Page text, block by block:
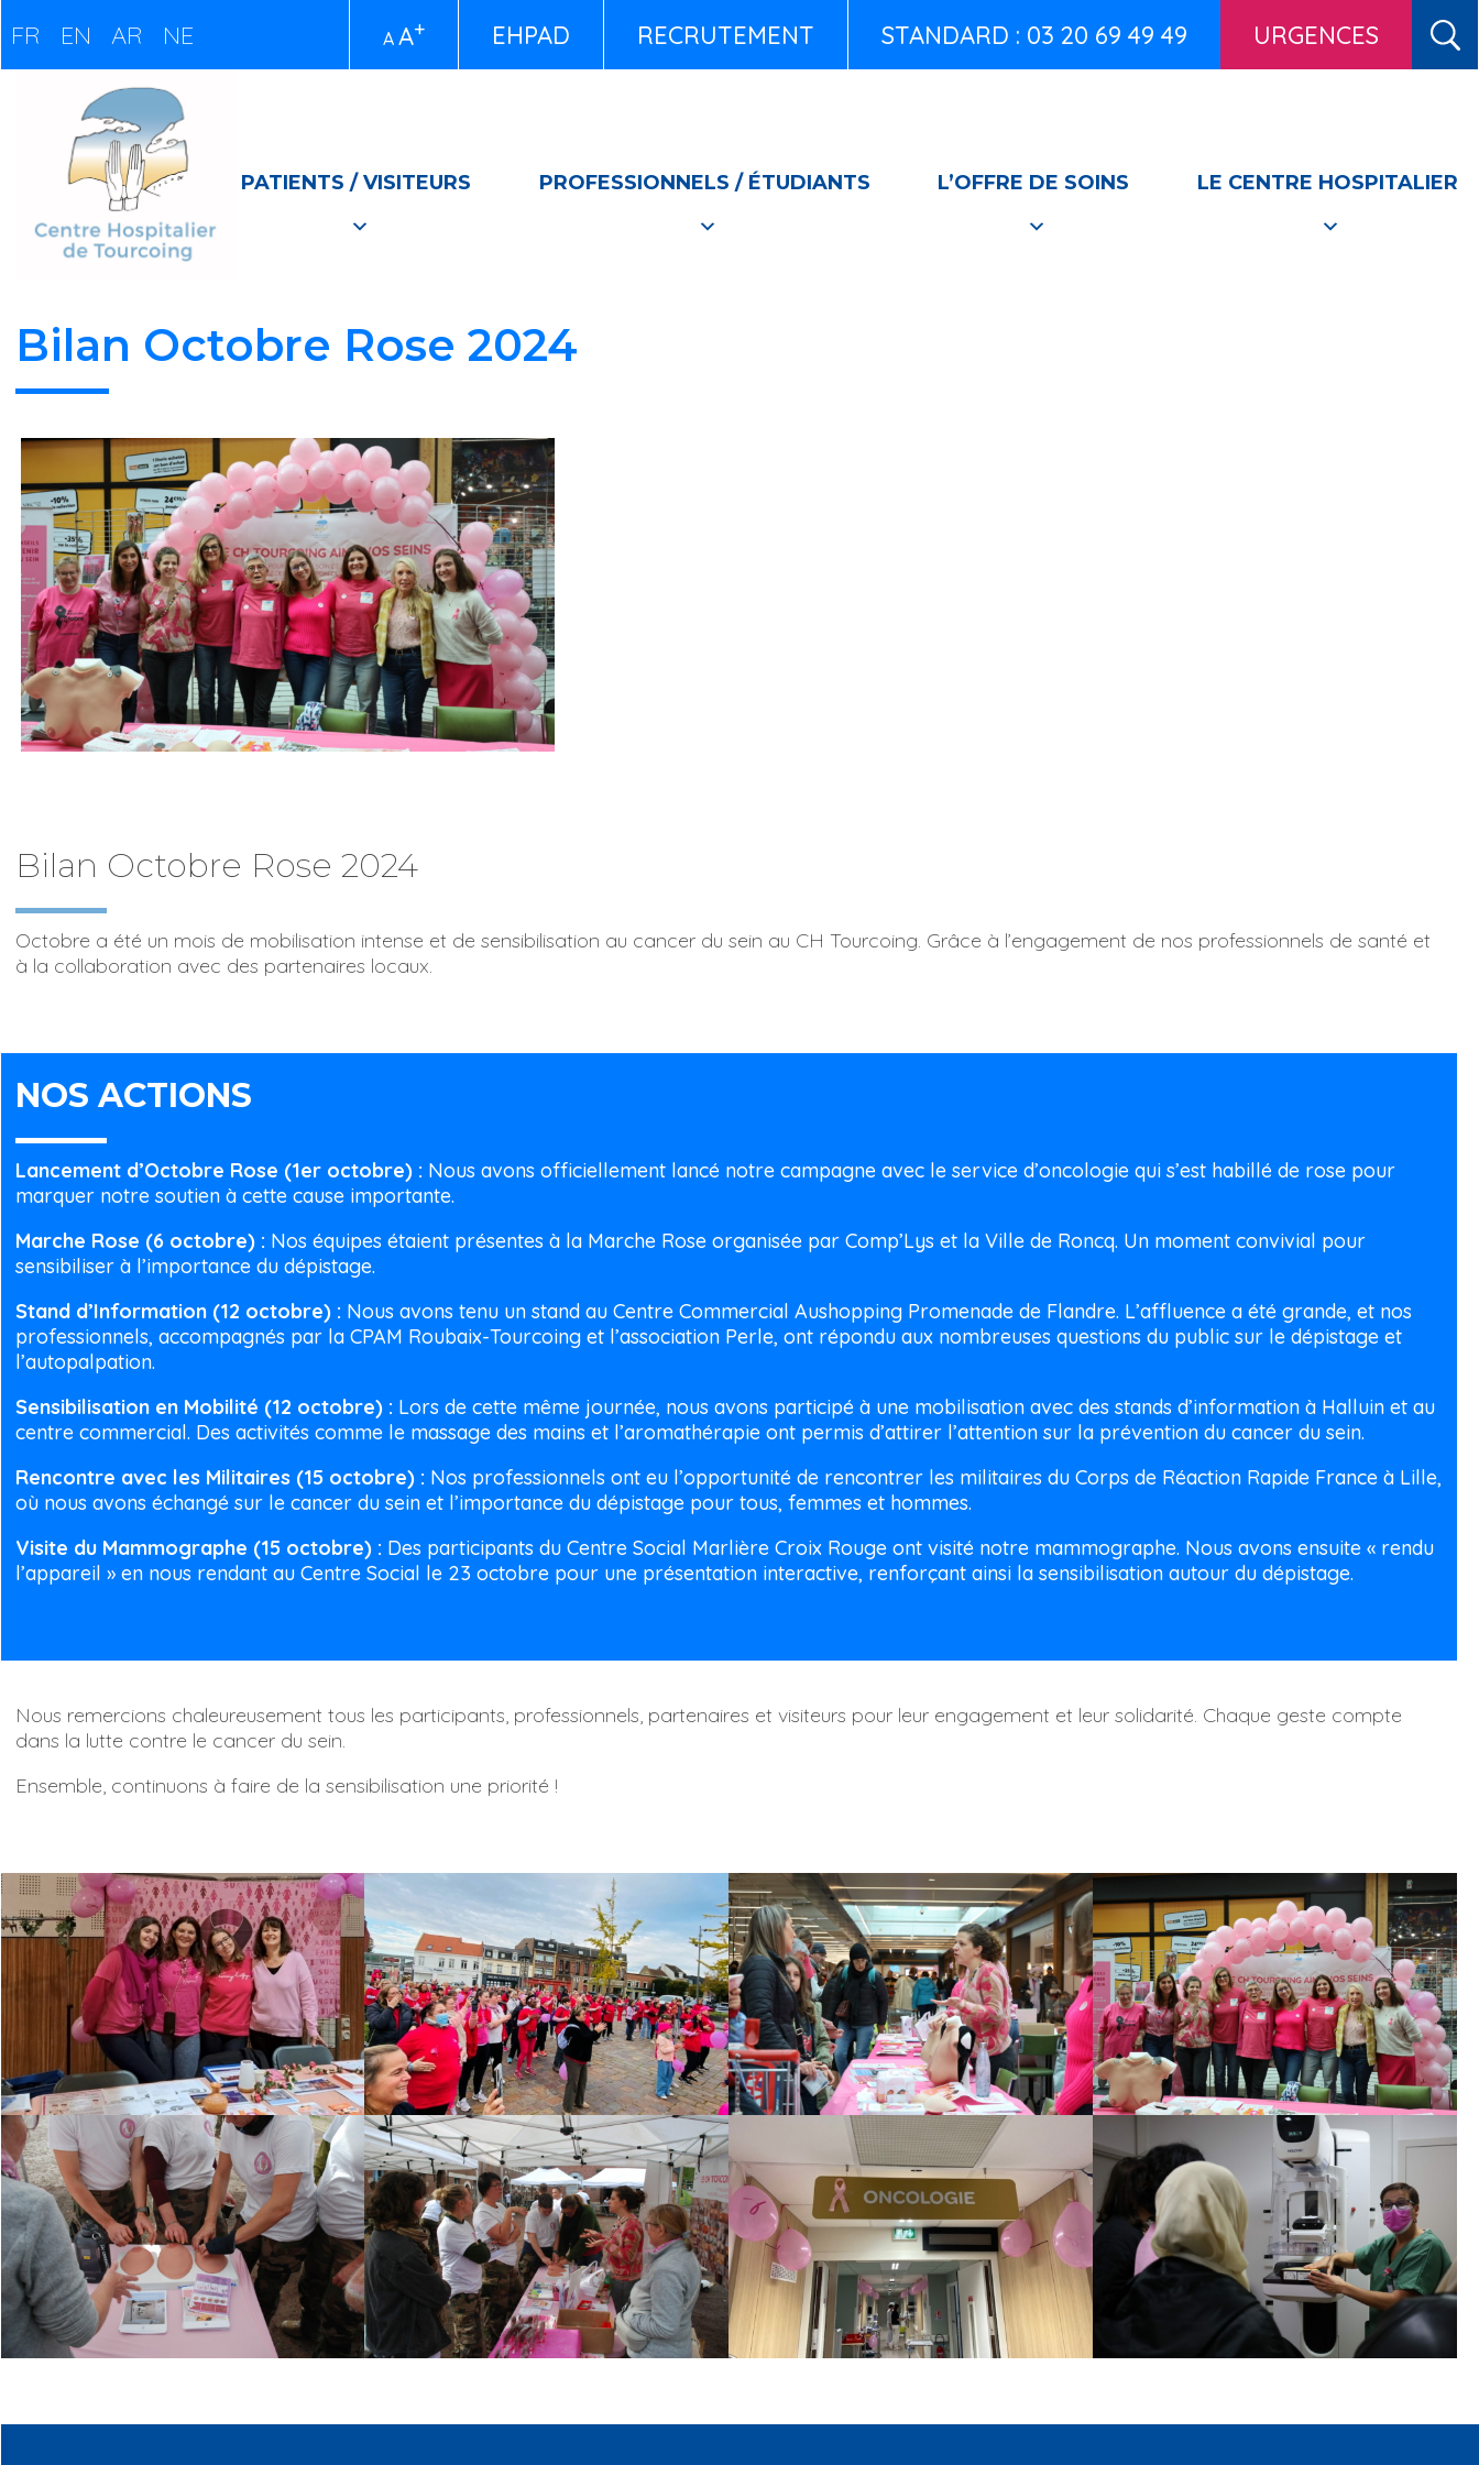
FR EN AR NE A A+ EHPAD RECRUTEMENT STANDARD : 03 20 69 49 49 URGENCES
PATIENTS / VISITEURS PROFESSIONNELS / ÉTUDIANTS L’OFFRE DE SOINS LE CENTRE HOSPITALIER
Bilan Octobre Rose 2024
Bilan Octobre Rose 2024
Octobre a été un mois de mobilisation intense et de sensibilisation au cancer du sein au CH Tourcoing. Grâce à l’engagement de nos professionnels de santé et
à la collaboration avec des partenaires locaux.
NOS ACTIONS
Lancement d’Octobre Rose (1er octobre) : Nous avons officiellement lancé notre campagne avec le service d’oncologie qui s’est habillé de rose pour
marquer notre soutien à cette cause importante.
Marche Rose (6 octobre) : Nos équipes étaient présentes à la Marche Rose organisée par Comp’Lys et la Ville de Roncq. Un moment convivial pour
sensibiliser à l’importance du dépistage.
Stand d’Information (12 octobre) : Nous avons tenu un stand au Centre Commercial Aushopping Promenade de Flandre. L’affluence a été grande, et nos
professionnels, accompagnés par la CPAM Roubaix-Tourcoing et l’association Perle, ont répondu aux nombreuses questions du public sur le dépistage et
l’autopalpation.
Sensibilisation en Mobilité (12 octobre) : Lors de cette même journée, nous avons participé à une mobilisation avec des stands d’information à Halluin et au
centre commercial. Des activités comme le massage des mains et l’aromathérapie ont permis d’attirer l’attention sur la prévention du cancer du sein.
Rencontre avec les Militaires (15 octobre) : Nos professionnels ont eu l’opportunité de rencontrer les militaires du Corps de Réaction Rapide France à Lille,
où nous avons échangé sur le cancer du sein et l’importance du dépistage pour tous, femmes et hommes.
Visite du Mammographe (15 octobre) : Des participants du Centre Social Marlière Croix Rouge ont visité notre mammographe. Nous avons ensuite « rendu
l’appareil » en nous rendant au Centre Social le 23 octobre pour une présentation interactive, renforçant ainsi la sensibilisation autour du dépistage.
Nous remercions chaleureusement tous les participants, professionnels, partenaires et visiteurs pour leur engagement et leur solidarité. Chaque geste compte
dans la lutte contre le cancer du sein.
Ensemble, continuons à faire de la sensibilisation une priorité !